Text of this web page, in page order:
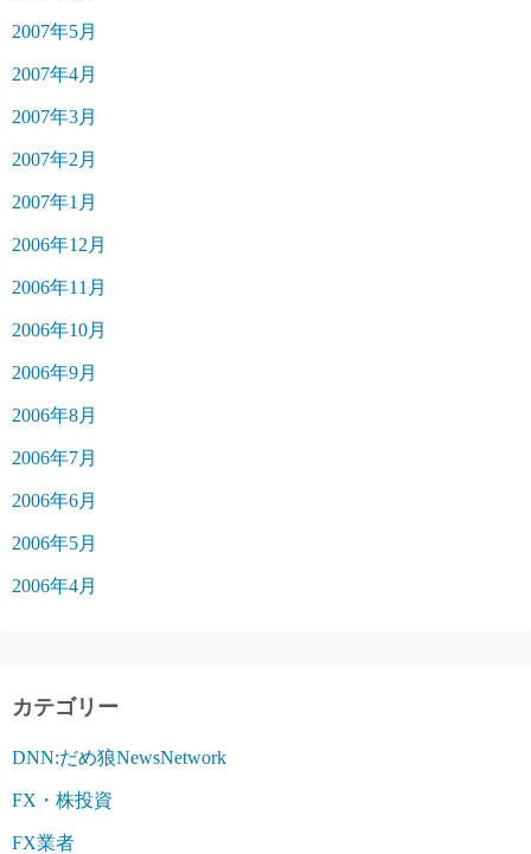
2007年5月
2007年4月
2007年3月
2007年2月
2007年1月
2006年12月
2006年11月
2006年10月
2006年9月
2006年8月
2006年7月
2006年6月
2006年5月
2006年4月
カテゴリー
DNN:だめ狼NewsNetwork
FX・株投資
FX業者